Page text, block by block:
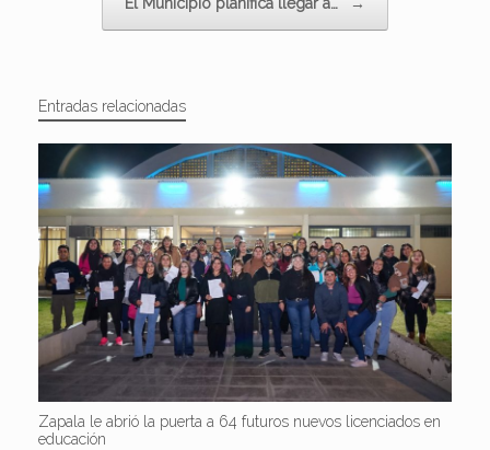
Entradas relacionadas
Zapala le abrió la puerta a 64 futuros nuevos licenciados en
educación